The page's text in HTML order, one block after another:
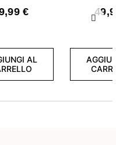
€
AL